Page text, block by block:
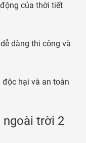
của thời tiết
dàng thi công và
hại và an toàn
ngoài trời 2